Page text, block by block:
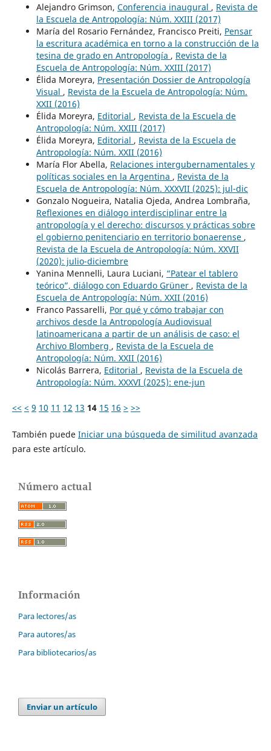
Alejandro Grimson, Conferencia inaugural , Revista de
la Escuela de Antropología: Núm. XXIII (2017)
María del Rosario Fernández, Francisco Preiti, Pensar
la escritura académica en torno a la construcción de la
tesina de grado en Antropología , Revista de la
Escuela de Antropología: Núm. XXIII (2017)
Élida Moreyra, Presentación Dossier de Antropología
Visual , Revista de la Escuela de Antropología: Núm.
XXII (2016)
Élida Moreyra, Editorial , Revista de la Escuela de
Antropología: Núm. XXIII (2017)
Élida Moreyra, Editorial , Revista de la Escuela de
Antropología: Núm. XXII (2016)
María Flor Abella, Relaciones intergubernamentales y
políticas sociales en la Argentina , Revista de la
Escuela de Antropología: Núm. XXXVII (2025): jul-dic
Gonzalo Nogueira, Natalia Ojeda, Andrea Lombraña,
Reflexiones en diálogo interdisciplinar entre la
antropología y el derecho: discursos y prácticas sobre
el gobierno penitenciario en territorio bonaerense ,
Revista de la Escuela de Antropología: Núm. XXVII
(2020): julio-diciembre
Yanina Mennelli, Laura Luciani, “Patear el tablero
teórico”, diálogo con Eduardo Grüner , Revista de la
Escuela de Antropología: Núm. XXII (2016)
Franco Passarelli, Por qué y cómo trabajar con
archivos desde la Antropología Audiovisual
latinoamericana a partir de un análisis de caso: el
Archivo Blomberg , Revista de la Escuela de
Antropología: Núm. XXII (2016)
Nicolás Barrera, Editorial , Revista de la Escuela de
Antropología: Núm. XXXVI (2025): ene-jun
<< < 9 10 11 12 13 14 15 16 > >>
También puede Iniciar una búsqueda de similitud avanzada
para este artículo.
Número actual
Información
Para lectores/as
Para autores/as
Para bibliotecarios/as
Enviar un artículo